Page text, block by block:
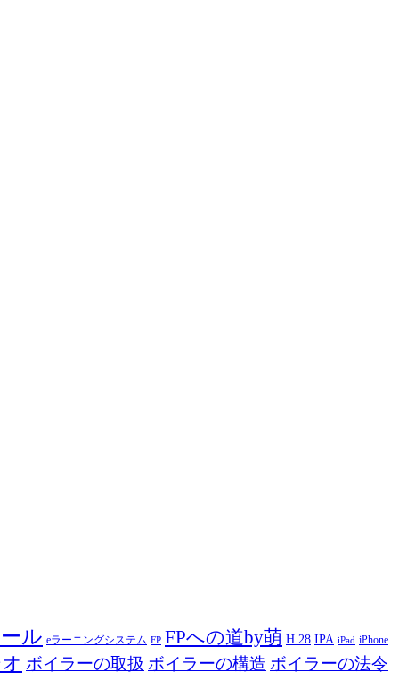
ル eラーニングシステム FP FPへの道by萌 H.28 IPA iPad iPhone
ボイラーの取扱 ボイラーの構造 ボイラーの法令